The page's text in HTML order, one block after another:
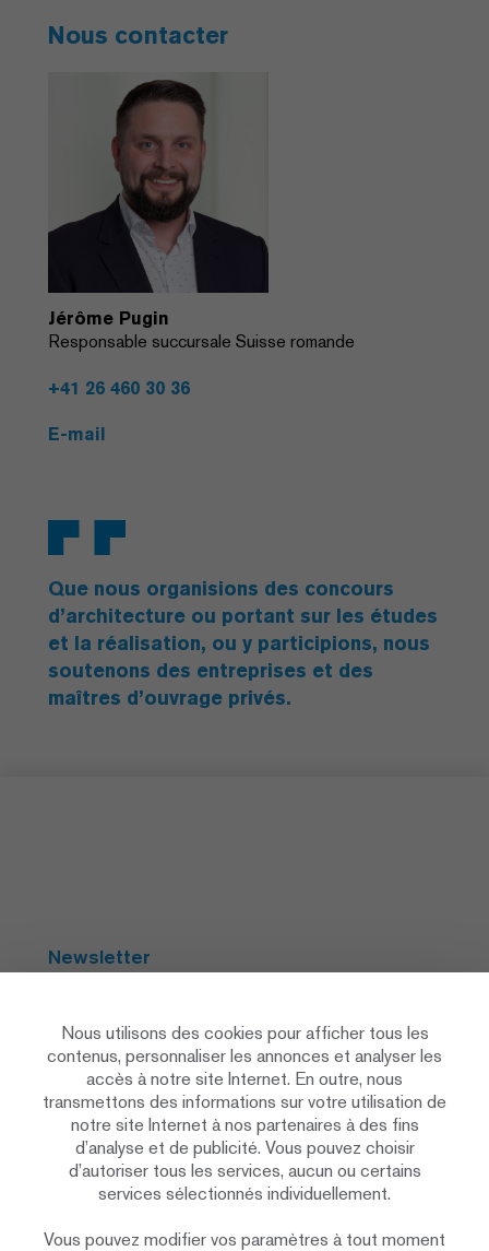
Nous contacter
Jérôme Pugin
Responsable succursale Suisse romande
+41 26 460 30 36
E-mail
Que nous organisions des concours
d’architecture ou portant sur les études
et la réalisation, ou y participions, nous
soutenons des entreprises et des
maîtres d’ouvrage privés.
Newsletter
Social Media
Nous utilisons des cookies pour afficher tous les
contenus, personnaliser les annonces et analyser les
accès à notre site Internet. En outre, nous
transmettons des informations sur votre utilisation de
notre site Internet à nos partenaires à des fins
d’analyse et de publicité. Vous pouvez choisir
d’autoriser tous les services, aucun ou certains
services sélectionnés individuellement.
Vous pouvez modifier vos paramètres à tout moment